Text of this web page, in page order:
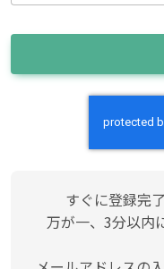
すぐに登録完
万が一、3分以内